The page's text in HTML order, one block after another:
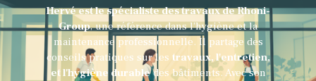
Hervé est le spécialiste des travaux de Rhoni-
Group, une référence dans l'hygiène et la
maintenance professionnelle. Il partage des
conseils pratiques sur les travaux, l'entretien,
et l'hygiène durabledes bâtiments. Avec son